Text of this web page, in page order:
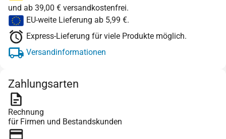
und ab 39,00 € versandkostenfrei.
EU-weite Lieferung ab 5,99 €.
Express-Lieferung für viele Produkte möglich.
Versandinformationen
Zahlungsarten
Rechnung
für Firmen und Bestandskunden